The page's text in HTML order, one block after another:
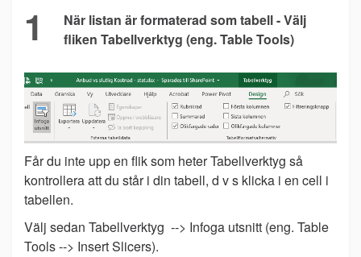
1
När listan är formaterad som tabell - Välj
fliken Tabellverktyg (eng. Table Tools)
Får du inte upp en flik som heter Tabellverktyg så
kontrollera att du står i din tabell, d v s klicka i en cell i
tabellen.
Välj sedan Tabellverktyg --> Infoga utsnitt (eng. Table
Tools --> Insert Slicers).